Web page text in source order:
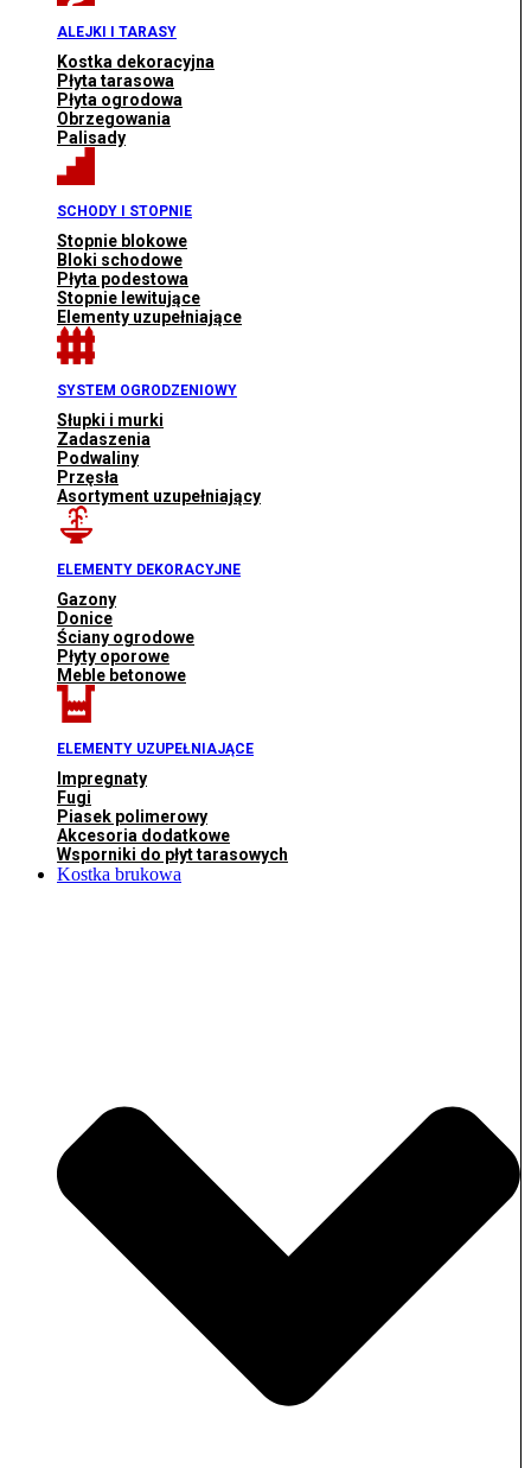
ALEJKI I TARASY
Kostka dekoracyjna
Płyta tarasowa
Płyta ogrodowa
Obrzegowania
Palisady
SCHODY I STOPNIE
Stopnie blokowe
Bloki schodowe
Płyta podestowa
Stopnie lewitujące
Elementy uzupełniające
SYSTEM OGRODZENIOWY
Słupki i murki
Zadaszenia
Podwaliny
Przęsła
Asortyment uzupełniający
ELEMENTY DEKORACYJNE
Gazony
Donice
Ściany ogrodowe
Płyty oporowe
Meble betonowe
ELEMENTY UZUPEŁNIAJĄCE
Impregnaty
Fugi
Piasek polimerowy
Akcesoria dodatkowe
Wsporniki do płyt tarasowych
Kostka brukowa